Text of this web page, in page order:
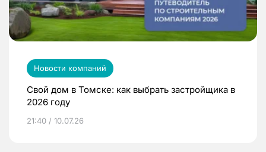
Новости компаний
Свой дом в Томске: как выбрать застройщика в
2026 году
21:40 / 10.07.26